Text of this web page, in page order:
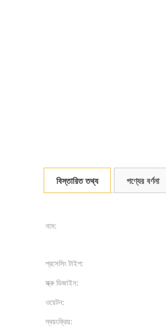
বিস্তারিত তথ্য পণ্যের বর্ণনা
নাম:
প্রসেসিং টাইপ:
স্ক্রু ডিজাইন:
ওয়েটন:
স্বয়ংক্রিয়: